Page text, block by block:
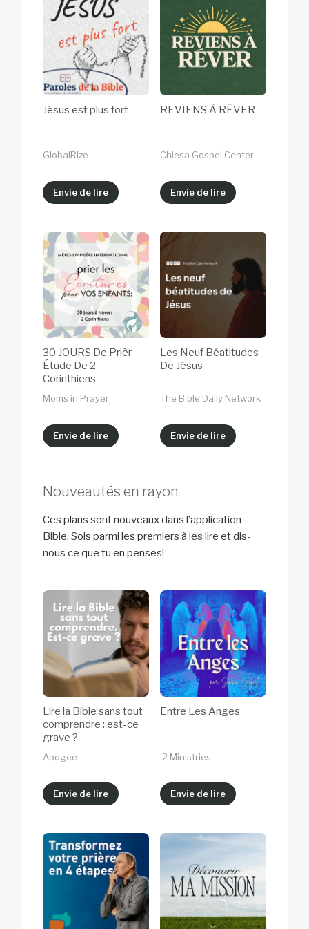
Jésus est plus fort
GlobalRize
Envie de lire
REVIENS À RÊVER
Chiesa Gospel Center
Envie de lire
30 JOURS De Prièr
Étude De 2
Corinthiens
Moms in Prayer
Envie de lire
Les Neuf Béatitudes
De Jésus
The Bible Daily Network
Envie de lire
Nouveautés en rayon
Ces plans sont nouveaux dans l’application
Bible. Sois parmi les premiers à les lire et dis-
nous ce que tu en penses!
Lire la Bible sans tout
comprendre : est-ce
grave ?
Apogee
Envie de lire
Entre Les Anges
i2 Ministries
Envie de lire